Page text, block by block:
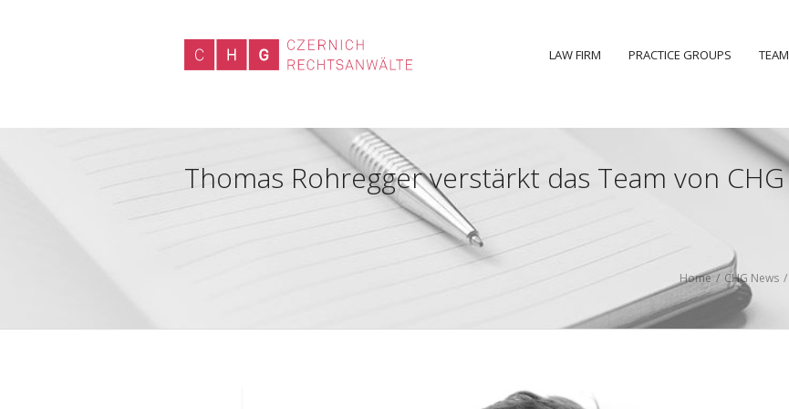
LAW FIRM PRACTICE GROUPS TEAM
Thomas Rohregger verstärkt das Team von CHG
Home / CHG News /